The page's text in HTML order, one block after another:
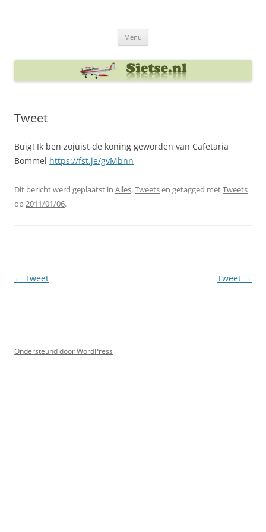
Menu
Tweet
Buig! Ik ben zojuist de koning geworden van Cafetaria
Bommel https://fst.je/gvMbnn
Dit bericht werd geplaatst in Alles,Tweetsen getagged metTweets
op2011/01/06.
Berichtnavigatie
← Tweet Tweet →
Ondersteund door WordPress